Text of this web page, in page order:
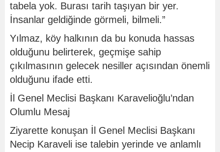
tabela yok. Burası tarih taşıyan bir yer.
İnsanlar geldiğinde görmeli, bilmeli.”
Yılmaz, köy halkının da bu konuda hassas
olduğunu belirterek, geçmişe sahip
çıkılmasının gelecek nesiller açısından önemli
olduğunu ifade etti.
İl Genel Meclisi Başkanı Karavelioğlu’ndan
Olumlu Mesaj
Ziyarette konuşan İl Genel Meclisi Başkanı
Necip Karaveli ise talebin yerinde ve anlamlı